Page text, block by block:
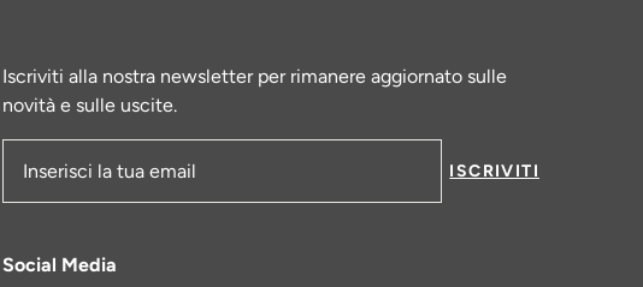
Iscriviti alla nostra newsletter per rimanere aggiornato sulle
novità e sulle uscite.
Indirizzo e-mail
ISCRIVITI
Social Media